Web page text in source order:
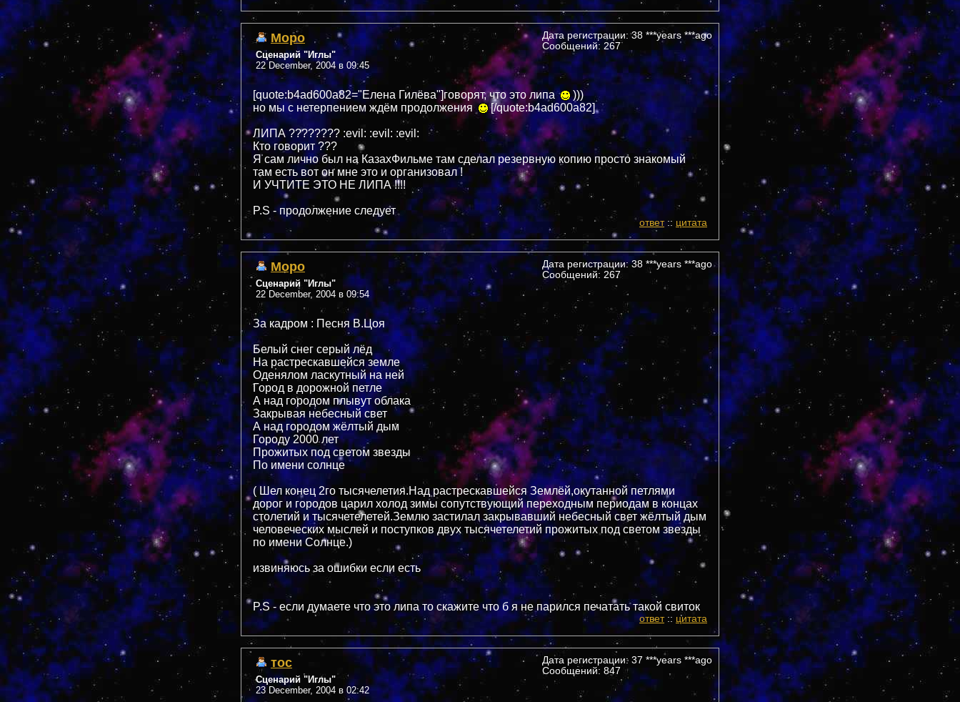
Mopo
Сценарий "Иглы"
22 December, 2004 в 09:45
Дата регистрации: 38 ***years ***ago
Сообщений: 267
[quote:b4ad600a82="Елена Гилёва"]говорят, что это липа
)))
но мы с нетерпением ждём продолжения
[/quote:b4ad600a82]
ЛИПА ???????? :evil: :evil: :evil:
Кто говорит ???
Я сам лично был на КазахФильме там сделал резервную копию просто знакомый
там есть вот он мне это и организовал !
И УЧТИТЕ ЭТО НЕ ЛИПА !!!!
P.S - продолжение следует
ответ:: цитата
Mopo
Сценарий "Иглы"
22 December, 2004 в 09:54
Дата регистрации: 38 ***years ***ago
Сообщений: 267
За кадром : Песня В.Цоя
Белый снег серый лёд
На растрескавшейся земле
Оденялом ласкутный на ней
Город в дорожной петле
А над городом плывут облака
Закрывая небесный свет
А над городом жёлтый дым
Городу 2000 лет
Прожитых под светом звезды
По имени солнце
( Шел конец 2го тысячелетия.Над растрескавшейся Землёй,окутанной петлями
дорог и городов царил холод зимы сопутствующий переходным периодам в концах
столетий и тысячетелетей.Землю застилал закрывавший небесный свет жёлтый дым
человеческих мыслей и поступков двух тысячетелетий прожитых под светом звезды
по имени Солнце.)
извиняюсь за ошибки если есть
P.S - если думаете что это липа то скажите что б я не парился печатать такой свиток
ответ:: цитата
тос
Сценарий "Иглы"
23 December, 2004 в 02:42
Дата регистрации: 37 ***years ***ago
Сообщений: 847